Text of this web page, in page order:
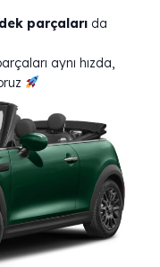
parçaları da
aynı hızda,